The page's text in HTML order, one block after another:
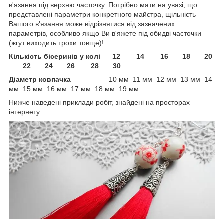
в'язання під верхню часточку. Потрібно мати на увазі, що
представлені параметри конкретного майстра, щільність
Вашого в'язання може відрізнятися від зазначених
параметрів, особливо якщо Ви в'яжете під обидві часточки
(жгут виходить трохи товще)!
Кількість бісеринів у колі 12 14 16 18 20
22 24 26 28 30
Діаметр ковпачка 10 мм 11 мм 12 мм 13 мм 14
мм 15 мм 16 мм 17 мм 18 мм 19 мм
Нижче наведені приклади робіт, знайдені на просторах
інтернету